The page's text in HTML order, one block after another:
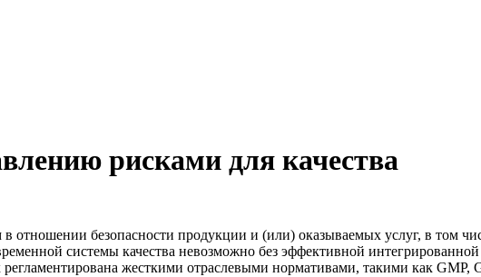
рисками для качества
в отношении безопасности продукции и (или) оказываемых услуг, в том
системы качества невозможно без эффективной
регламентирована жесткими отраслевыми нормативами, такими как GMP,